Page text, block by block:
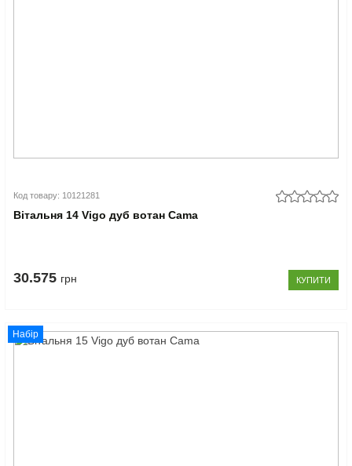
Код товару: 10121281
Вітальня 14 Vigo дуб вотан Cama
30.575 грн КУПИТИ
Набір